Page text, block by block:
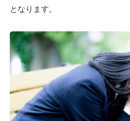
となります。